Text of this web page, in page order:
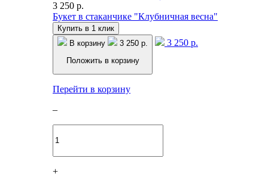
3 250 р.
Букет в стаканчике "Клубничная весна"
Купить в 1 клик
В корзину
3 250 р.
Положить в корзину
3 250 р.
Перейти в корзину
–
+